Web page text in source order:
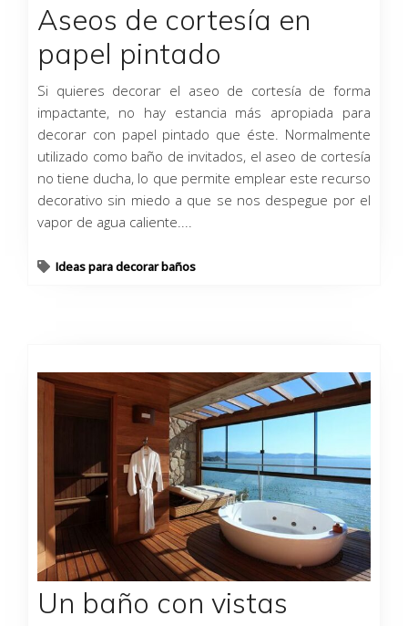
Aseos de cortesía en
papel pintado
Si quieres decorar el aseo de cortesía de forma
impactante, no hay estancia más apropiada para
decorar con papel pintado que éste. Normalmente
utilizado como baño de invitados, el aseo de cortesía
no tiene ducha, lo que permite emplear este recurso
decorativo sin miedo a que se nos despegue por el
vapor de agua caliente....
Ideas para decorar baños
Un baño con vistas